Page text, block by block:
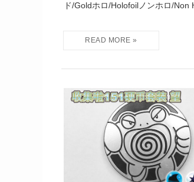
ド/Goldホロ/Holofoilノンホロ/Non